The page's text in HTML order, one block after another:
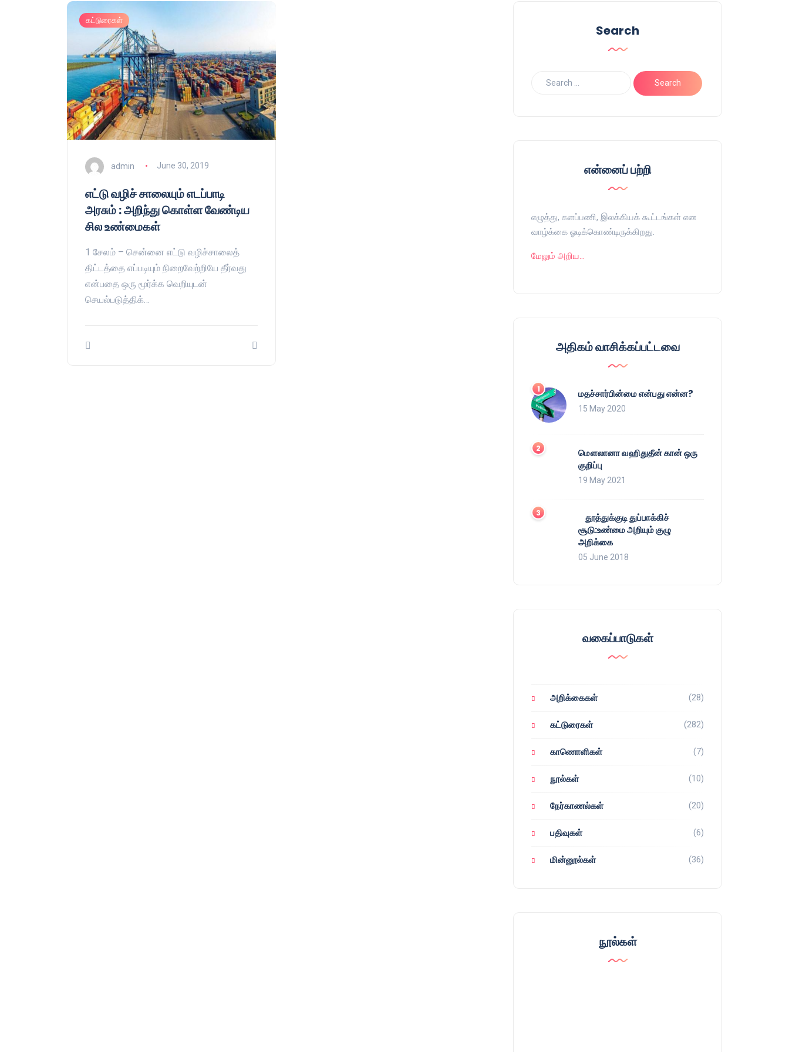
கட்டுரைகள்
admin June 30, 2019
எட்டு வழிச் சாலையும் எடப்பாடி
அரசும் : அறிந்து கொள்ள வேண்டிய
சில உண்மைகள்
1 சேலம் – சென்னை எட்டு வழிச்சாலைத்
திட்டத்தை எப்படியும் நிறைவேற்றியே தீர்வது
என்பதை ஒரு மூர்க்க வெறியுடன்
செயல்படுத்திக்…
Search
என்னைப் பற்றி
எழுத்து, களப்பணி, இலக்கியக் கூட்டங்கள் என
வாழ்க்கை ஓடிக்கொண்டிருக்கிறது.
மேலும் அறிய…
அதிகம் வாசிக்கப்பட்டவை
மதச்சார்பின்மை என்பது என்ன?
15 May 2020
மௌலானா வஹிதுதீன் கான் ஒரு
குறிப்பு
19 May 2021
தூத்துக்குடி துப்பாக்கிச்
சூடு:உண்மை அறியும் குழு
அறிக்கை
05 June 2018
வகைப்பாடுகள்
அறிக்கைகள் (28)
கட்டுரைகள் (282)
காணொளிகள் (7)
நூல்கள் (10)
நேர்காணல்கள் (20)
பதிவுகள் (6)
மின்னூல்கள் (36)
நூல்கள்